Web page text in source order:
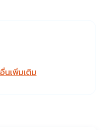
นเพิ่มเติม